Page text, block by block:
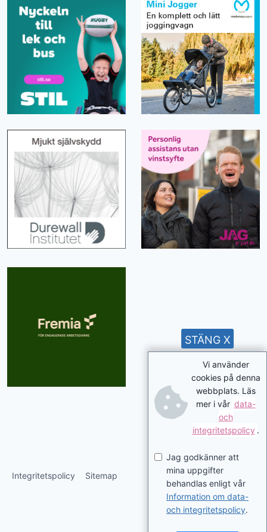
Integritetspolicy Sitemap
Vi använder
cookies på denna
webbplats. Läs
mer i vår data-
och
integritetspolicy .
Jag godkänner att
mina uppgifter
behandlas enligt vår
Information om data-
och integritetspolicy.
STÄNG X